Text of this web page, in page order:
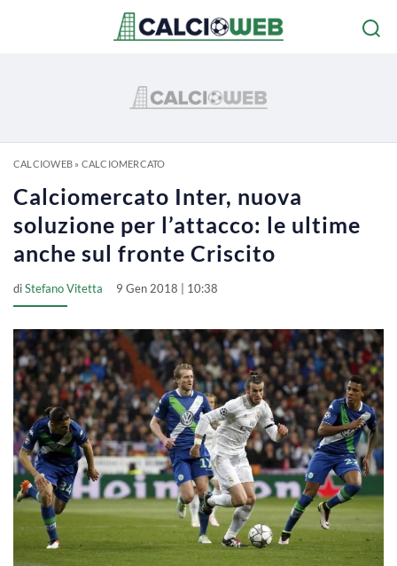
CALCIOWEB» CALCIOMERCATO
Calciomercato Inter, nuova
soluzione per l’attacco: le ultime
anche sul fronte Criscito
diStefano Vitetta 9 Gen 2018 | 10:38